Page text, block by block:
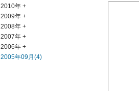
2010年 +
2009年 +
2008年 +
2007年 +
2006年 +
2005年09月(4)